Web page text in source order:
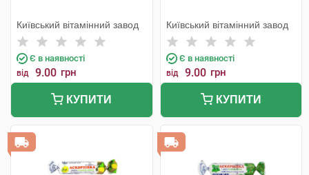
Київський вітамінний завод
Є в наявності
від 9.00 грн
КУПИТИ
Київський вітамінний завод
Є в наявності
від 9.00 грн
КУПИТИ